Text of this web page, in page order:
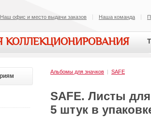
Наш офис и место выдачи заказов Наша команда
КОЛЛЕКЦИОНИРОВАНИЯ
Альбомы для значков | SAFE
SAFE. Листы
5 штук в